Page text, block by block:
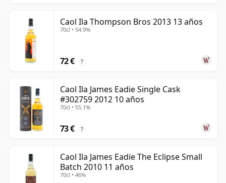
Caol Ila Thompson Bros 2013 13 años
70cl • 54.9%
72 € ?
Caol Ila James Eadie Single Cask
#302759 2012 10 años
70cl • 55.1%
73 € ?
Caol Ila James Eadie The Eclipse Small
Batch 2010 11 años
70cl • 46%